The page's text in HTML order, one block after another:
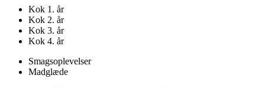
Kok 1. år
Kok 2. år
Kok 3. år
Kok 4. år
Smagsoplevelser
Madglæde